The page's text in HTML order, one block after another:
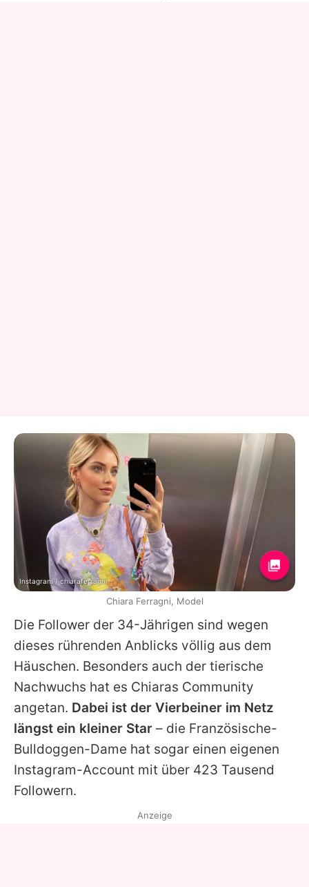
Die Follower der 34-Jährigen sind wegen
dieses rührenden Anblicks völlig aus dem
Häuschen. Besonders auch der tierische
Nachwuchs hat es Chiaras Community
angetan. Dabei ist der Vierbeiner im Netz
längst ein kleiner Star – die Französische-
Bulldoggen-Dame hat sogar einen eigenen
Instagram-Account mit über 423 Tausend
Followern.
Instagram / chiaraferragni
Chiara Ferragni, Model
Anzeige